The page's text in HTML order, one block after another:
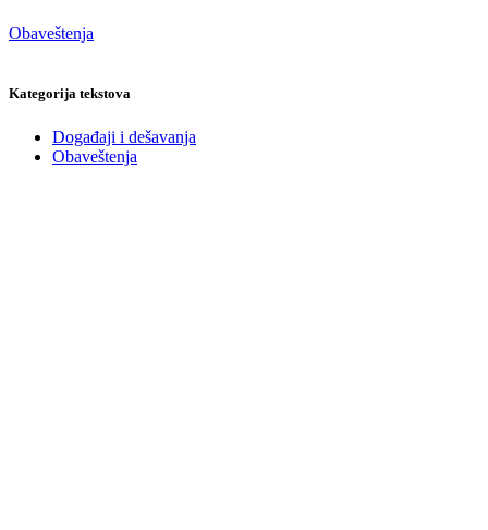
Obaveštenja
Kategorija tekstova
Događaji i dešavanja
Obaveštenja